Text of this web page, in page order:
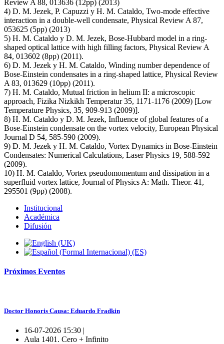
Review A 88, 013636 (12pp) (2013)
4) D. M. Jezek, P. Capuzzi y H. M. Cataldo, Two-mode effective
interaction in a double-well condensate, Physical Review A 87,
053625 (5pp) (2013)
5) H. M. Cataldo y D. M. Jezek, Bose-Hubbard model in a ring-
shaped optical lattice with high filling factors, Physical Review A
84, 013602 (8pp) (2011).
6) D. M. Jezek y H. M. Cataldo, Winding number dependence of
Bose-Einstein condensates in a ring-shaped lattice, Physical Review
A 83, 013629 (10pp) (2011).
7) H. M. Cataldo, Mutual friction in helium II: a microscopic
approach, Fizika Nizkikh Temperatur 35, 1171-1176 (2009) [Low
Temperature Physics, 35, 909-913 (2009)].
8) H. M. Cataldo y D. M. Jezek, Influence of global features of a
Bose-Einstein condensate on the vortex velocity, European Physical
Journal D 54, 585-590 (2009).
9) D. M. Jezek y H. M. Cataldo, Vortex Dynamics in Bose-Einstein
Condensates: Numerical Calculations, Laser Physics 19, 588-592
(2009).
10) H. M. Cataldo, Vortex pseudomomentum and dissipation in a
superfluid vortex lattice, Journal of Physics A: Math. Theor. 41,
295501 (9pp) (2008).
Institucional
Académica
Difusión
Próximos Eventos
Doctor Honoris Causa: Eduardo Fradkin
16-07-2026 15:30 |
Aula 1401. Cero + Infinito